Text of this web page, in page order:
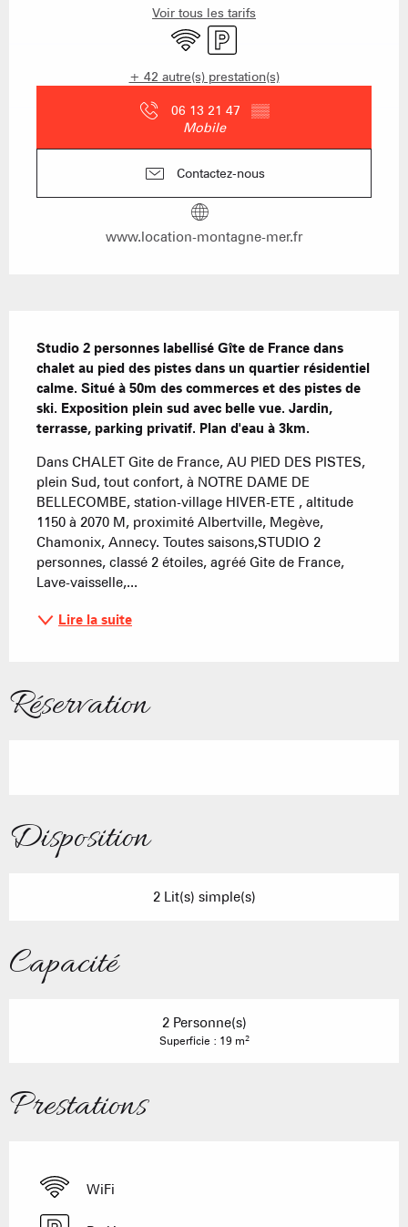
Voir tous les tarifs
WiFi Parking
+ 42 autre(s) prestation(s)
06 13 21 47 ▒▒
Mobile
Contactez-nous
www.location-montagne-mer.fr
Studio 2 personnes labellisé Gîte de France dans
chalet au pied des pistes dans un quartier résidentiel
calme. Situé à 50m des commerces et des pistes de
ski. Exposition plein sud avec belle vue. Jardin,
terrasse, parking privatif. Plan d'eau à 3km.
Dans CHALET Gite de France, AU PIED DES PISTES,
plein Sud, tout confort, à NOTRE DAME DE
BELLECOMBE, station-village HIVER-ETE , altitude
1150 à 2070 M, proximité Albertville, Megève,
Chamonix, Annecy. Toutes saisons,STUDIO 2
personnes, classé 2 étoiles, agréé Gite de France,
Lave-vaisselle,...
Lire la suite
Réservation
Disposition
2 Lit(s) simple(s)
Capacité
2 Personne(s)
Superficie : 19 m2
Prestations
WiFi